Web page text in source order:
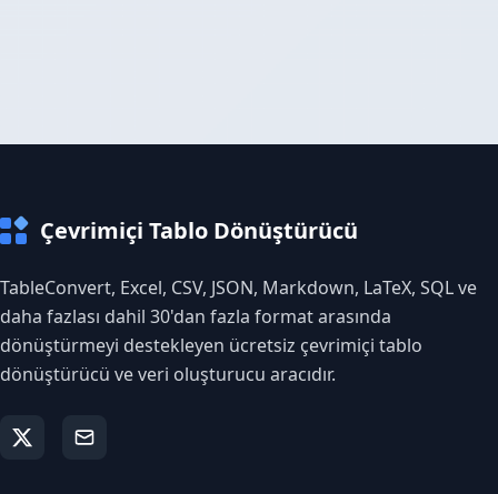
Çevrimiçi Tablo Dönüştürücü
TableConvert, Excel, CSV, JSON, Markdown, LaTeX, SQL ve
daha fazlası dahil 30'dan fazla format arasında
dönüştürmeyi destekleyen ücretsiz çevrimiçi tablo
dönüştürücü ve veri oluşturucu aracıdır.